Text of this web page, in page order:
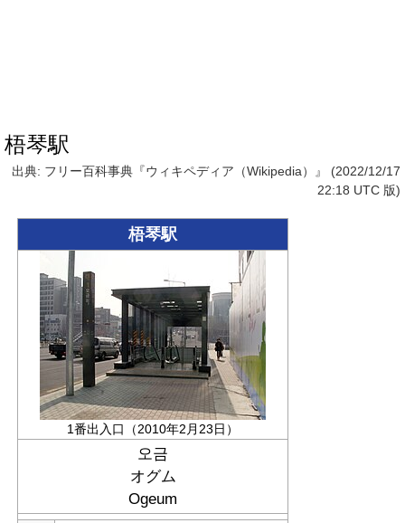
梧琴駅
出典: フリー百科事典『ウィキペディア（Wikipedia）』 (2022/12/17
22:18 UTC 版)
梧琴駅
1番出入口（2010年2月23日）
오금
オグム
Ogeum